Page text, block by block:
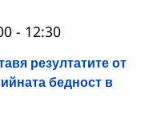
резултатите от
бедност в
- 12:30